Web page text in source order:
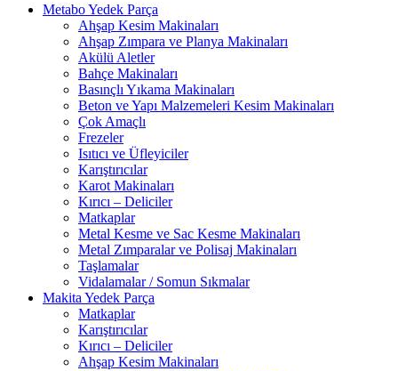
Metabo Yedek Parça
Ahşap Kesim Makinaları
Ahşap Zımpara ve Planya Makinaları
Akülü Aletler
Bahçe Makinaları
Basınçlı Yıkama Makinaları
Beton ve Yapı Malzemeleri Kesim Makinaları
Çok Amaçlı
Frezeler
Isıtıcı ve Üfleyiciler
Karıştırıcılar
Karot Makinaları
Kırıcı – Deliciler
Matkaplar
Metal Kesme ve Sac Kesme Makinaları
Metal Zımparalar ve Polisaj Makinaları
Taşlamalar
Vidalamalar / Somun Sıkmalar
Makita Yedek Parça
Matkaplar
Karıştırıcılar
Kırıcı – Deliciler
Ahşap Kesim Makinaları